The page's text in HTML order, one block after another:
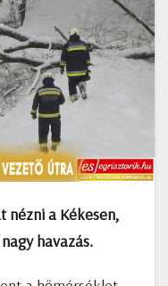
nézni a Kékesen,
havazás.